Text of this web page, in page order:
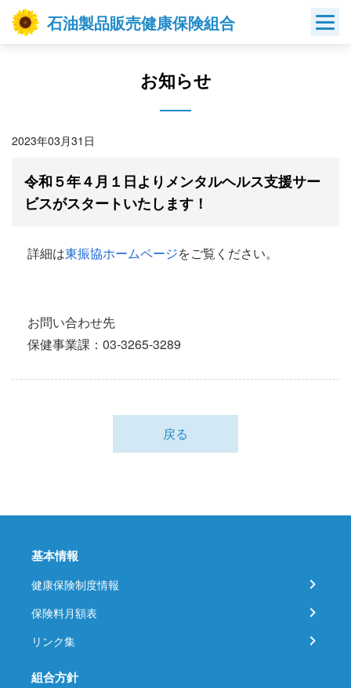
Skip
石油製品販売健康保険組合
お知らせ
2023年03月31日
令和５年４月１日よりメンタルヘルス支援サー
ビスがスタートいたします！
詳細は東振協ホームページをご覧ください。
お問い合わせ先
保健事業課：03-3265-3289
戻る
基本情報
健康保険制度情報
保険料月額表
リンク集
組合方針